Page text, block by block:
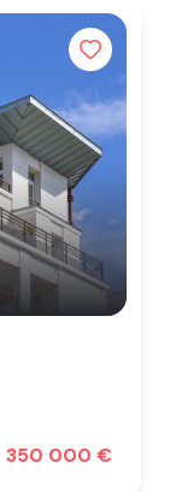
350 000 €